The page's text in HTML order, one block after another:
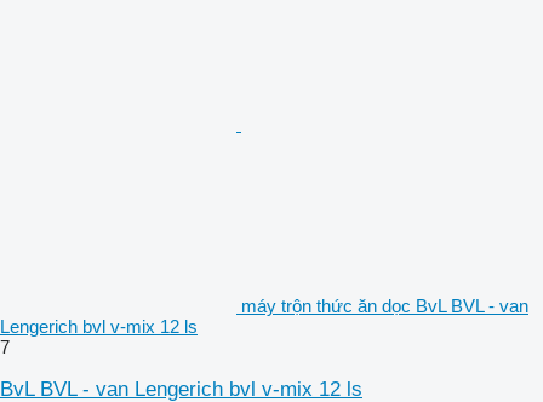
máy trộn thức ăn dọc BvL BVL - van
Lengerich bvl v-mix 12 ls
7
BvL BVL - van Lengerich bvl v-mix 12 ls